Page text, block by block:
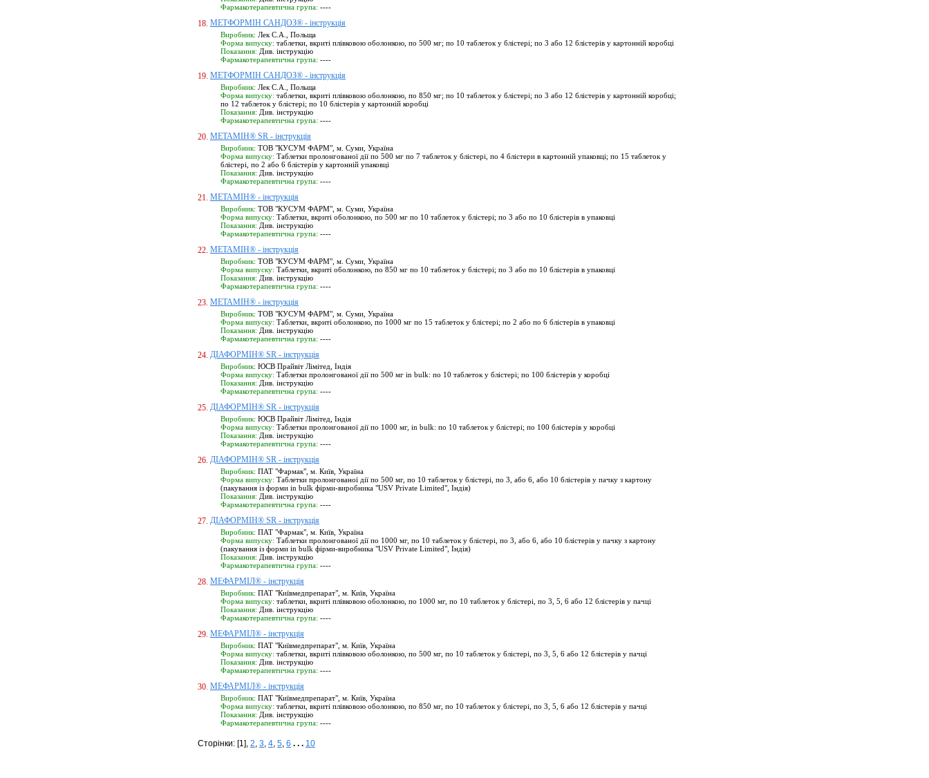
Фармакотерапевтична група: ----
18. МЕТФОРМІН САНДОЗ® - інструкція
Виробник: Лек С.А., Польща
Форма випуску: таблетки, вкриті плівковою оболонкою, по 500 мг; по 10 таблеток у блістері; по 3 або 12 блістерів у картонній коробці
Показання: Див. інструкцію
Фармакотерапевтична група: ----
19. МЕТФОРМІН САНДОЗ® - інструкція
Виробник: Лек С.А., Польща
Форма випуску: таблетки, вкриті плівковою оболонкою, по 850 мг; по 10 таблеток у блістері; по 3 або 12 блістерів у картонній коробці;
по 12 таблеток у блістері; по 10 блістерів у картонній коробці
Показання: Див. інструкцію
Фармакотерапевтична група: ----
20. МЕТАМІН® SR - інструкція
Виробник: ТОВ "КУСУМ ФАРМ", м. Суми, Україна
Форма випуску: Таблетки пролонгованої дії по 500 мг по 7 таблеток у блістері, по 4 блістери в картонній упаковці; по 15 таблеток у
блістері, по 2 або 6 блістерів у картонній упаковці
Показання: Див. інструкцію
Фармакотерапевтична група: ----
21. МЕТАМІН® - інструкція
Виробник: ТОВ "КУСУМ ФАРМ", м. Суми, Україна
Форма випуску: Таблетки, вкриті оболонкою, по 500 мг по 10 таблеток у блістері; по 3 або по 10 блістерів в упаковці
Показання: Див. інструкцію
Фармакотерапевтична група: ----
22. МЕТАМІН® - інструкція
Виробник: ТОВ "КУСУМ ФАРМ", м. Суми, Україна
Форма випуску: Таблетки, вкриті оболонкою, по 850 мг по 10 таблеток у блістері; по 3 або по 10 блістерів в упаковці
Показання: Див. інструкцію
Фармакотерапевтична група: ----
23. МЕТАМІН® - інструкція
Виробник: ТОВ "КУСУМ ФАРМ", м. Суми, Україна
Форма випуску: Таблетки, вкриті оболонкою, по 1000 мг по 15 таблеток у блістері; по 2 або по 6 блістерів в упаковці
Показання: Див. інструкцію
Фармакотерапевтична група: ----
24. ДІАФОРМІН® SR - інструкція
Виробник: ЮСВ Прайвіт Лімітед, Індія
Форма випуску: Таблетки пролонгованої дії по 500 мг in bulk: по 10 таблеток у блістері; по 100 блістерів у коробці
Показання: Див. інструкцію
Фармакотерапевтична група: ----
25. ДІАФОРМІН® SR - інструкція
Виробник: ЮСВ Прайвіт Лімітед, Індія
Форма випуску: Таблетки пролонгованої дії по 1000 мг, in bulk: по 10 таблеток у блістері; по 100 блістерів у коробці
Показання: Див. інструкцію
Фармакотерапевтична група: ----
26. ДІАФОРМІН® SR - інструкція
Виробник: ПАТ "Фармак", м. Київ, Україна
Форма випуску: Таблетки пролонгованої дії по 500 мг, по 10 таблеток у блістері, по 3, або 6, або 10 блістерів у пачку з картону
(пакування із форми in bulk фірми-виробника "USV Private Limited", Iндія)
Показання: Див. інструкцію
Фармакотерапевтична група: ----
27. ДІАФОРМІН® SR - інструкція
Виробник: ПАТ "Фармак", м. Київ, Україна
Форма випуску: Таблетки пролонгованої дії по 1000 мг, по 10 таблеток у блістері, по 3, або 6, або 10 блістерів у пачку з картону
(пакування із форми in bulk фірми-виробника "USV Private Limited", Iндія)
Показання: Див. інструкцію
Фармакотерапевтична група: ----
28. МЕФАРМІЛ® - інструкція
Виробник: ПАТ "Київмедпрепарат", м. Київ, Україна
Форма випуску: таблетки, вкриті плівковою оболонкою, по 1000 мг, по 10 таблеток у блістері, по 3, 5, 6 або 12 блістерів у пачці
Показання: Див. інструкцію
Фармакотерапевтична група: ----
29. МЕФАРМІЛ® - інструкція
Виробник: ПАТ "Київмедпрепарат", м. Київ, Україна
Форма випуску: таблетки, вкриті плівковою оболонкою, по 500 мг, по 10 таблеток у блістері, по 3, 5, 6 або 12 блістерів у пачці
Показання: Див. інструкцію
Фармакотерапевтична група: ----
30. МЕФАРМІЛ® - інструкція
Виробник: ПАТ "Київмедпрепарат", м. Київ, Україна
Форма випуску: таблетки, вкриті плівковою оболонкою, по 850 мг, по 10 таблеток у блістері, по 3, 5, 6 або 12 блістерів у пачці
Показання: Див. інструкцію
Фармакотерапевтична група: ----
Сторінки: [1], 2, 3, 4, 5, 6 . . . 10